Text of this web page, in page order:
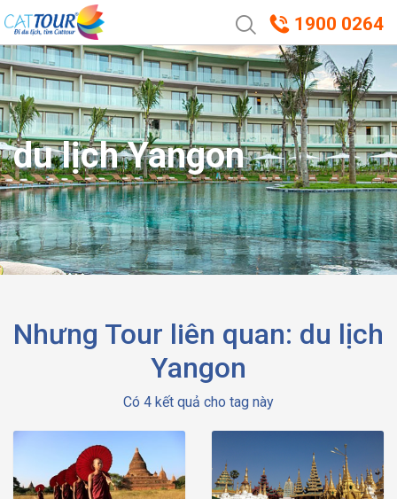
1900 0264
du lịch Yangon
Nhưng Tour liên quan: du lịch
Yangon
Có 4 kết quả cho tag này